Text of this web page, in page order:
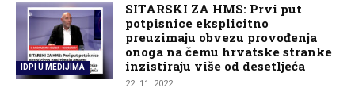
IDPI U MEDIJIMA
SITARSKI ZA HMS: Prvi put
potpisnice eksplicitno
preuzimaju obvezu provođenja
onoga na čemu hrvatske stranke
inzistiraju više od desetljeća
22. 11. 2022.